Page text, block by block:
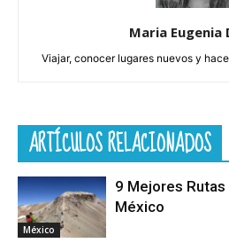
Maria Eugenia
Viajar, conocer lugares nuevos y
ARTÍCULOS RELACIONADOS
México
9 Mejores
México